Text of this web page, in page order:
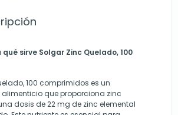
qué sirve Solgar Zinc Quelado, 100
100 comprimidos es un
que proporciona zinc
dosis de 22 mg de zinc elemental